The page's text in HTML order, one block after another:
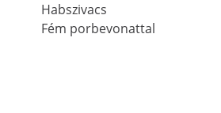
Habszivacs
Fém porbevonattal